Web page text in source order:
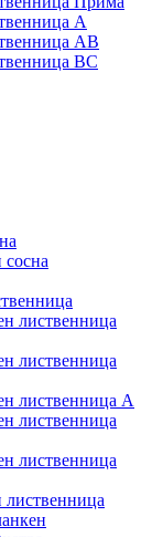
А
АB
BC
лиственница
лиственница
лиственница А
лиственница
лиственница